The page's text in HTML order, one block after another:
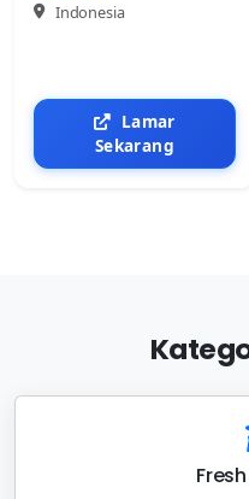
Indonesia
Lamar
Sekarang